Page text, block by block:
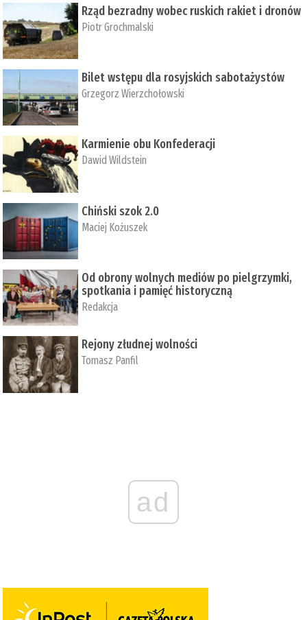
Rząd bezradny wobec ruskich rakiet i dronów
Piotr Grochmalski
Bilet wstępu dla rosyjskich sabotażystów
Grzegorz Wierzchołowski
Karmienie obu Konfederacji
Dawid Wildstein
Chiński szok 2.0
Maciej Kożuszek
Od obrony wolnych mediów po pielgrzymki,
spotkania i pamięć historyczną
Redakcja
Rejony złudnej wolności
Tomasz Panfil
ad